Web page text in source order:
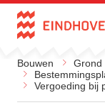
Direct naar de
Bouwen
Grond
Vergoeding bij